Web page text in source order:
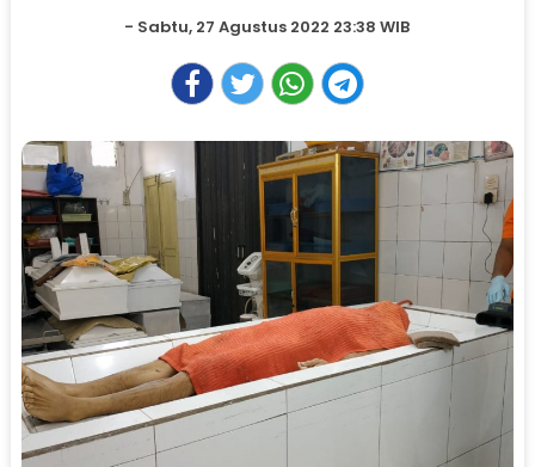
- Sabtu, 27 Agustus 2022 23:38 WIB